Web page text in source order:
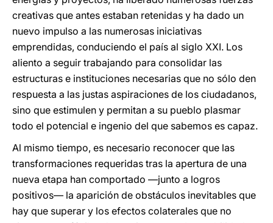
creativas que antes estaban retenidas y ha dado un
nuevo impulso a las numerosas iniciativas
emprendidas, conduciendo el país al siglo XXI. Los
aliento a seguir trabajando para consolidar las
estructuras e instituciones necesarias que no sólo den
respuesta a las justas aspiraciones de los ciudadanos,
sino que estimulen y permitan a su pueblo plasmar
todo el potencial e ingenio del que sabemos es capaz.
Al mismo tiempo, es necesario reconocer que las
transformaciones requeridas tras la apertura de una
nueva etapa han comportado —junto a logros
positivos— la aparición de obstáculos inevitables que
hay que superar y los efectos colaterales que no